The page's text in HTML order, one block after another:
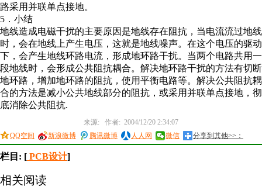
路采用并联单点接地。
5．小结
地线造成电磁干扰的主要原因是地线存在阻抗，当电流流过地线
时，会在地线上产生电压，这就是地线噪声。在这个电压的驱动
下，会产生地线环路电流，形成地环路干扰。当两个电路共用一
段地线时，会形成公共阻抗耦合。解决地环路干扰的方法有切断
地环路，增加地环路的阻抗，使用平衡电路等。解决公共阻抗耦
合的方法是减小公共地线部分的阻抗，或采用并联单点接地，彻
底消除公共阻抗.
来源: 作者: 2004/12/20 2:34:07
QQ空间
新浪微博 腾讯微博 人人网 微信 分享到其他>>：
栏目: [ PCB设计]
相关阅读